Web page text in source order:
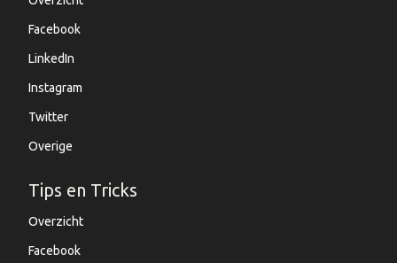
Facebook
LinkedIn
Instagram
Twitter
Overige
Tips en Tricks
Overzicht
Facebook